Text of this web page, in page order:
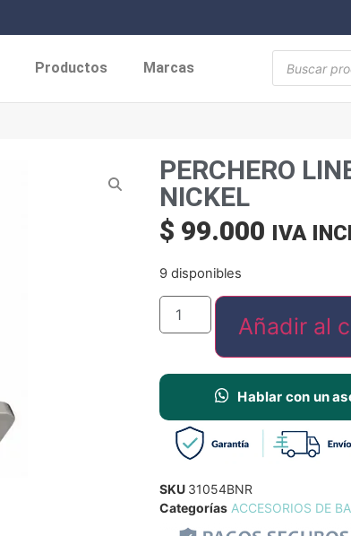
Productos Marcas
PERCHERO
NICKEL
$ 99.000 IVA
9 disponibles
Añadir al
Hablar con un
SKU 31054BNR
Categorías ACCESORIOS DE